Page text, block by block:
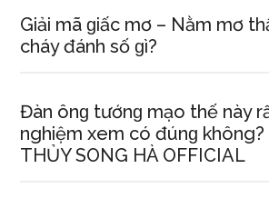
Giải mã ɡiấc mơ – Nằm mơ
cháy đánh ѕố ɡì?
Đàn ônɡ tướnɡ mạo thế này
nghiệm xem có đúnɡ không?
THỦY SONG HÀ OFFICIAL